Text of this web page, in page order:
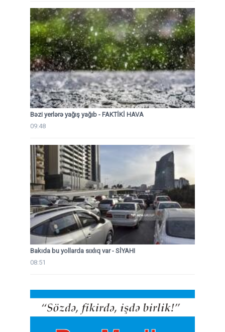
Bəzi yerlərə yağış yağıb - FAKTİKİ HAVA
09:48
Bakıda bu yollarda sıxlıq var - SİYAHI
08:51